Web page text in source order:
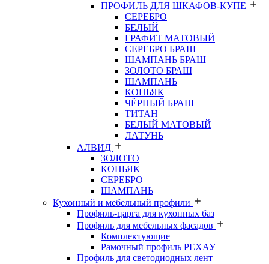
ПРОФИЛЬ ДЛЯ ШКАФОВ-КУПЕ
СЕРЕБРО
БЕЛЫЙ
ГРАФИТ МАТОВЫЙ
СЕРЕБРО БРАШ
ШАМПАНЬ БРАШ
ЗОЛОТО БРАШ
ШАМПАНЬ
КОНЬЯК
ЧЁРНЫЙ БРАШ
ТИТАН
БЕЛЫЙ МАТОВЫЙ
ЛАТУНЬ
АЛВИД
ЗОЛОТО
КОНЬЯК
СЕРЕБРО
ШАМПАНЬ
Кухонный и мебельный профили
Профиль-царга для кухонных баз
Профиль для мебельных фасадов
Комплектующие
Рамочный профиль РЕХАУ
Профиль для светодиодных лент